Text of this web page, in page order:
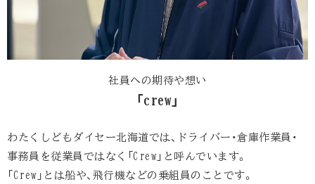
社員への期待や想い
「crew」
わたくしどもダイセー北海道では、ドライバー・倉庫作業員・
事務員を従業員ではなく「Crew」と呼んでいます。
「Crew」とは船や、飛行機などの乗組員のことです。